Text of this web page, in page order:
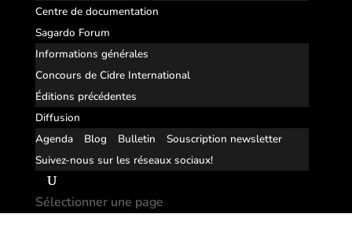
Centre de documentation
Sagardo Forum
Informations générales
Concours de Cidre International
Éditions précédentes
Diffusion
Agenda
Blog Bulletin
Souscription newsletter
Suivez-nous sur les réseaux sociaux!
Sélectionner une page